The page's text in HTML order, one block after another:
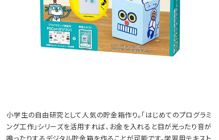
小学生の自由研究として人気の貯金箱作り。「はじめてのプログラミ
ング工作」シリーズを活用すれば、お金を入れると目が光ったり音が
鳴ったりするデジタル貯金箱を作ることが可能です。学習用テキスト